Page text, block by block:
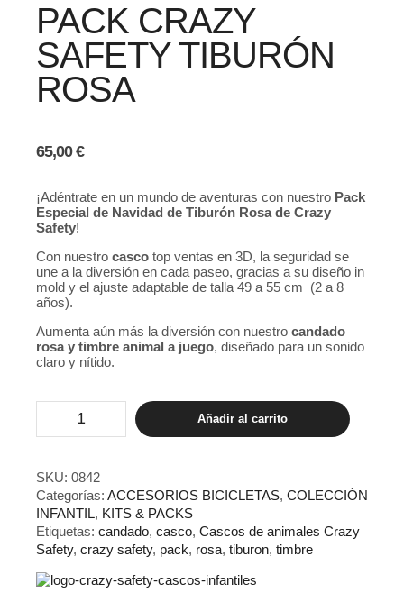
PACK CRAZY
SAFETY TIBURÓN
ROSA
65,00€
¡Adéntrate en un mundo de aventuras con nuestro Pack
Especial de Navidad de Tiburón Rosa de Crazy
Safety!
Con nuestro casco top ventas en 3D, la seguridad se
une a la diversión en cada paseo, gracias a su diseño in
mold y el ajuste adaptable de talla 49 a 55 cm (2 a 8
años).
Aumenta aún más la diversión con nuestro candado
rosa y timbre animal a juego, diseñado para un sonido
claro y nítido.
Safety
Rosa
cantidad
Añadir al carrito
SKU: 0842
Categorías: ACCESORIOS BICICLETAS, COLECCIÓN
INFANTIL, KITS & PACKS
Etiquetas: candado, casco, Cascos de animales Crazy
Safety, crazy safety, pack, rosa, tiburon, timbre